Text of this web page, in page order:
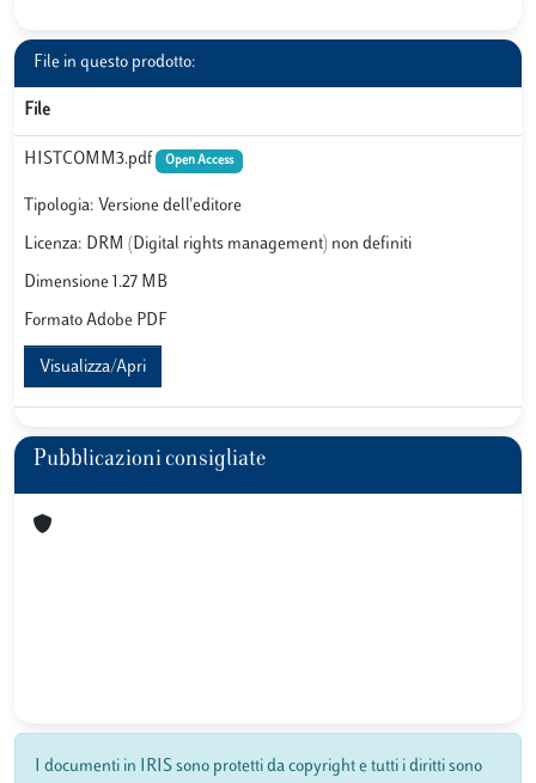
File in questo prodotto:
File
HISTCOMM3.pdf Open Access
Tipologia: Versione dell'editore
Licenza: DRM (Digital rights management) non definiti
Dimensione 1.27 MB
Formato Adobe PDF
Visualizza/Apri
Pubblicazioni consigliate
I documenti in IRIS sono protetti da copyright e tutti i diritti sono